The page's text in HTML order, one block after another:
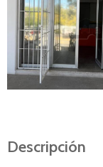
Descripción